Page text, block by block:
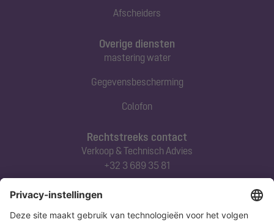
Afscheiders
Rechtstreeks contact
Verkoop & Technisch Advies
+32 3 689 35 81
Overige diensten
mastering water
Gegevensbescherming
Colofon